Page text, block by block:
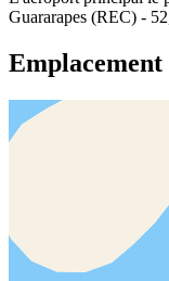
Guararapes (REC) -
Emplacement